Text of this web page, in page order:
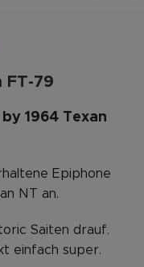
FT-79
1964 Texan
Epiphone
NT an.
Saiten drauf.
einfach super.